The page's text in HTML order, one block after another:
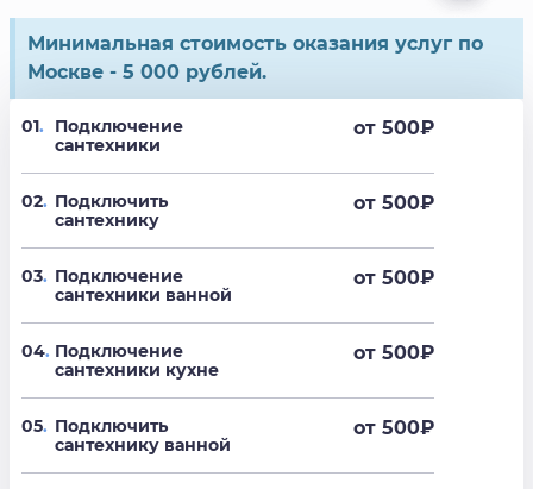
Минимальная стоимость оказания услуг по
Москве - 5 000 рублей.
01.
Подключение
сантехники
от 500₽
02. Подключить
сантехнику
от 500₽
03. Подключение
сантехники ванной
от 500₽
04. Подключение
сантехники кухне
от 500₽
05. Подключить
сантехнику ванной
от 500₽